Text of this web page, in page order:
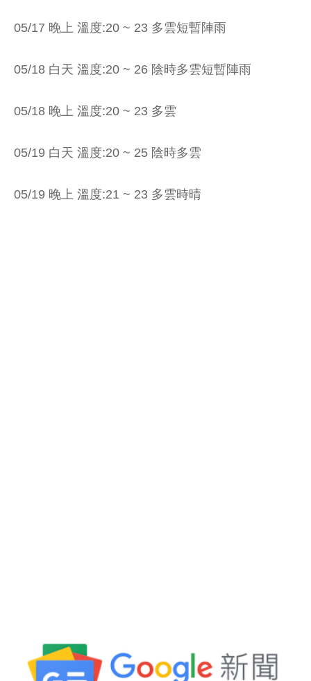
05/17 晚上 溫度:20 ~ 23 多雲短暫陣雨
05/18 白天 溫度:20 ~ 26 陰時多雲短暫陣雨
05/18 晚上 溫度:20 ~ 23 多雲
05/19 白天 溫度:20 ~ 25 陰時多雲
05/19 晚上 溫度:21 ~ 23 多雲時晴